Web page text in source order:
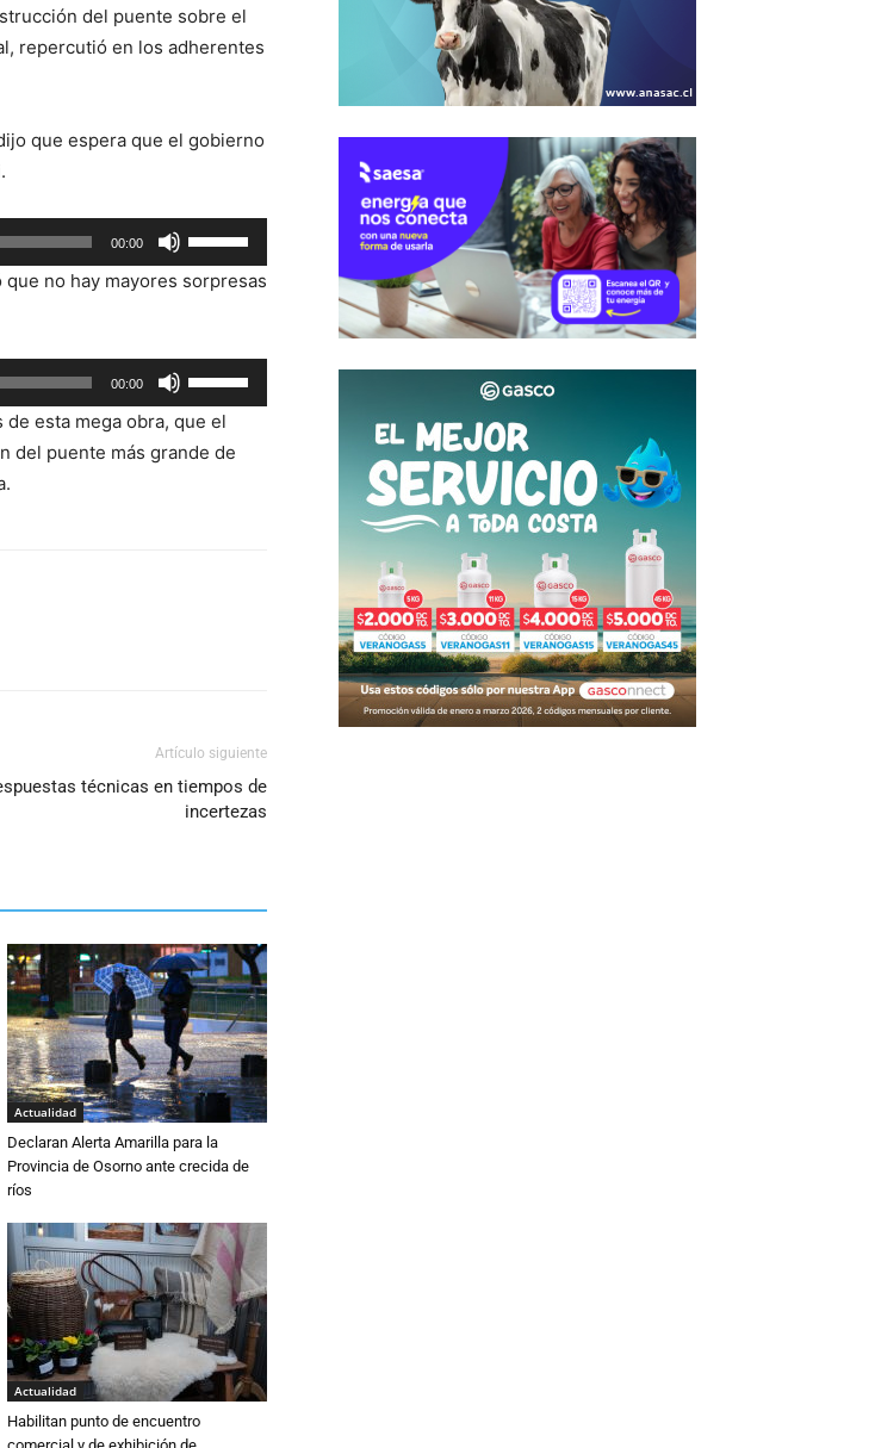
del puente sobre el
repercutió en los adherentes
que espera que el gobierno
00:00
las
teclas
flecha
arriba/abajo
para
aumentar
no hay mayores sorpresas
00:00
las
teclas
de
esta mega obra, que el
del puente más grande de
Artículo siguiente
técnicas en tiempos de
incertezas
Actualidad
Declaran Alerta Amarilla para la
Provincia de Osorno ante crecida de
ríos
Actualidad
Habilitan punto de encuentro